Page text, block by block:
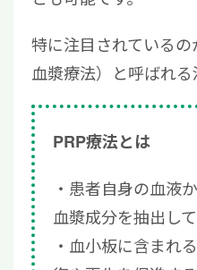
特に注目されている
血漿療法）と呼ばれる
PRP療法とは
患者自身の血液
血漿成分を抽出し
血小板に含まれ